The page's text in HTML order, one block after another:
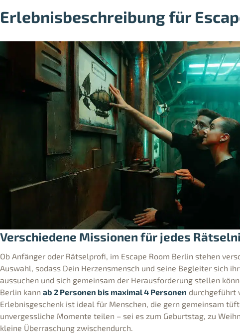
Erlebnisbeschreibung für
Verschiedene Missionen für jedes
Ob Anfänger oder Rätselprofi, im Escape Room Berlin stehen
Auswahl, sodass Dein Herzensmensch und seine Begleiter sich
aussuchen und sich gemeinsam der Herausforderung stellen
Berlin kann ab 2 Personen bis maximal 4 Personen durchgeführt
Erlebnisgeschenk ist ideal für Menschen, die gern gemeinsam
unvergessliche Momente teilen – sei es zum Geburtstag, zu
kleine Überraschung zwischendurch.